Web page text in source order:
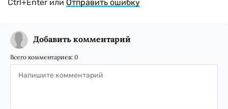
Ctrl+Enter или Отправить ошибку
Добавить комментарий
Всего комментариев: 0